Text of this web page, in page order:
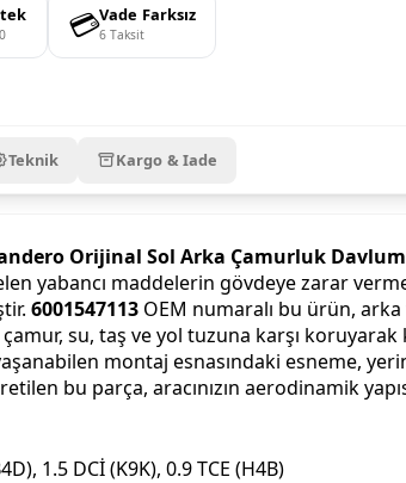
💳Vade Farksız
6 Taksit
Teknik Kargo & Iade
Orijinal Sol Arka Çamurluk
yabancı maddelerin gövdeye zarar
6001547113 OEM numaralı bu ürün,
çamur, su, taş ve yol tuzuna karşı
montaj esnasındaki esneme,
bu parça, aracınızın aerodinamik
1.5 DCİ (K9K), 0.9 TCE (H4B)